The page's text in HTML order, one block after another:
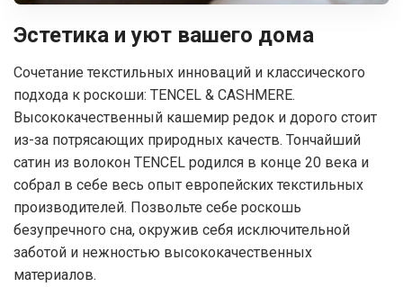
Эстетика и уют вашего дома
Сочетание текстильных инноваций и классического
подхода к роскоши: TENCEL & CASHMERE.
Высококачественный кашемир редок и дорого стоит
из-за потрясающих природных качеств. Тончайший
сатин из волокон TENCEL родился в конце 20 века и
собрал в себе весь опыт европейских текстильных
производителей. Позвольте себе роскошь
безупречного сна, окружив себя исключительной
заботой и нежностью высококачественных
материалов.